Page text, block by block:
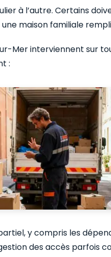
à l’autre. Certains
maison familiale
Mer interviennent sur
:
y compris les
des accès parfois